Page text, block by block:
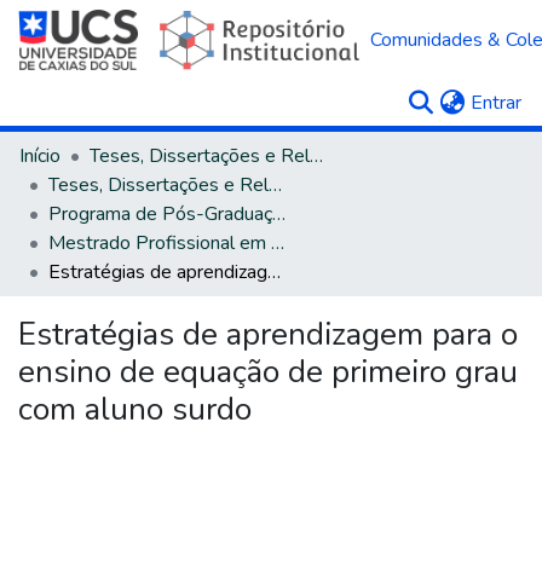
Comunidades &
Entrar
Início
Teses, Dissertações e Relatórios
Teses, Dissertações e Relatórios defendidos na UCS
Programa de Pós-Graduação em Ensino de Ciências e Matemática
Mestrado Profissional em Ensino de Ciências e Matemática
Estratégias de aprendizagem para o ensino de equação de primeiro grau com aluno surdo
Estratégias de aprendizagem para o
ensino de equação de primeiro grau
com aluno surdo